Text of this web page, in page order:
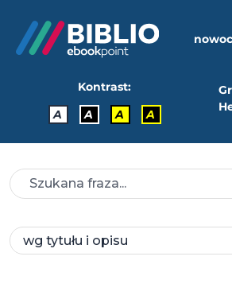
Kontrast:
A
A A A